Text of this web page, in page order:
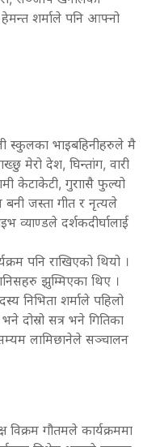
शर्माले पनि आफ्नो
स्कुलका भाइबहिनीहरुले मै
मेरो देश, घिन्तांग, वारी
केटाकेटी, गुराासै फुल्यो
जस्ता गीत र नृत्यले
व्याण्डले दर्शकदीर्घालाई
पनि राखिएको थियो ।
झुम्मिएका थिए ।
निभिता शर्माले पहिलो
दोस्रो सत्र भने गितिका
लामिछानेले सञ्चालन
गौतमले कार्यक्रममा